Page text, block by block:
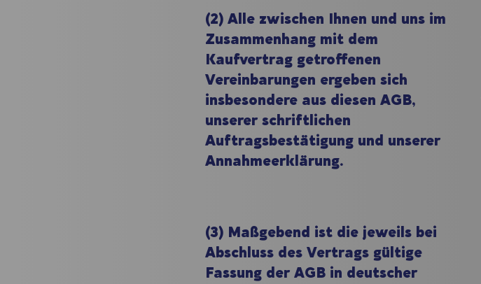
(2) Alle zwischen Ihnen und uns im
Zusammenhang mit dem
Kaufvertrag getroffenen
Vereinbarungen ergeben sich
insbesondere aus diesen AGB,
unserer schriftlichen
Auftragsbestätigung und unserer
Annahmeerklärung.
(3) Maßgebend ist die jeweils bei
Abschluss des Vertrags gültige
Fassung der AGB in deutscher